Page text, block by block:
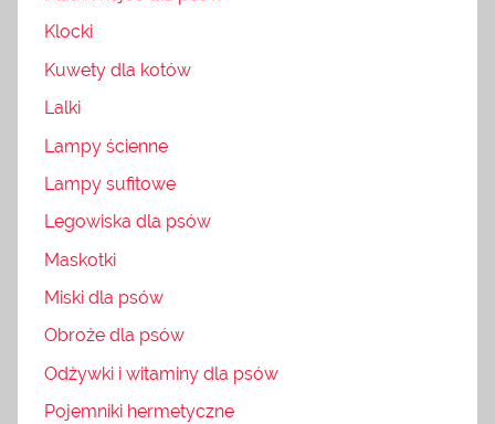
Klocki
Kuwety dla kotów
Lalki
Lampy ścienne
Lampy sufitowe
Legowiska dla psów
Maskotki
Miski dla psów
Obroże dla psów
Odżywki i witaminy dla psów
Pojemniki hermetyczne